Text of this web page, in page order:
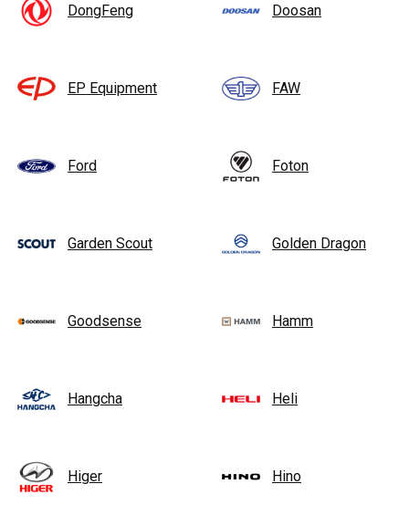
DongFeng Doosan
EP Equipment FAW
Ford Foton
Garden Scout Golden Dragon
Goodsense Hamm
Hangcha Heli
Higer Hino